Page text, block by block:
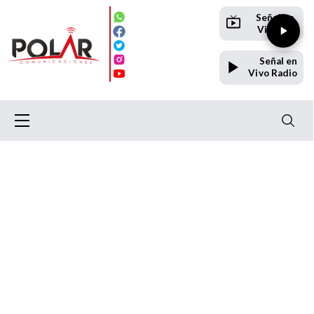
Señal en
Vivo TV
Señal en
Vivo Radio